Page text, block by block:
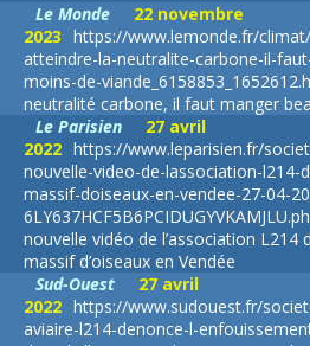
Le Monde
22 novembre
2023 https://www.lemonde.fr/
atteindre-la-neutralite-carbone-il-
moins-de-
neutralité carbone, il faut manger
Le Parisien
27 avril
2022 https://www.leparisien.fr/
nouvelle-video-de-lassociation-l214-
massif-doiseaux-en-vendee-27-04-
nouvelle vidéo de l’association L214
massif d’oiseaux en Vendée
Sud-Ouest
27 avril
2022 https://www.sudouest.fr/
aviaire-l214-denonce-l-